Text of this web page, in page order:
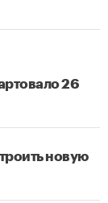
26
новую